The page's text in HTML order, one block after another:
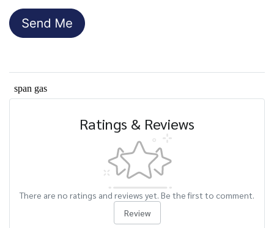
span gas
Ratings & Reviews
There are no ratings and reviews yet. Be the first to comment.
Review